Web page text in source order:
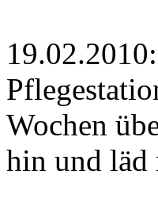
19.02.2010:
Wochen
hin und läd